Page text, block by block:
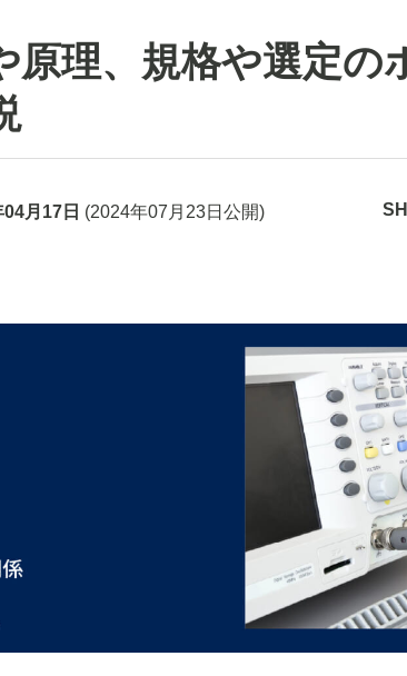
原理、規格や選定の
月17日 (2024年07月23日 公開)